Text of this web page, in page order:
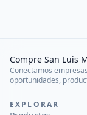
Compre San Luis
Conectamos
oportunidades,
EXPLORAR